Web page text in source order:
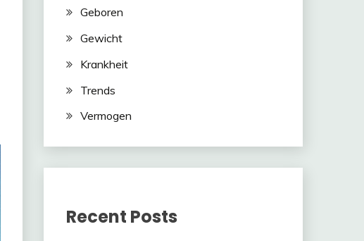
Geboren
Gewicht
Krankheit
Trends
Vermogen
Recent Posts